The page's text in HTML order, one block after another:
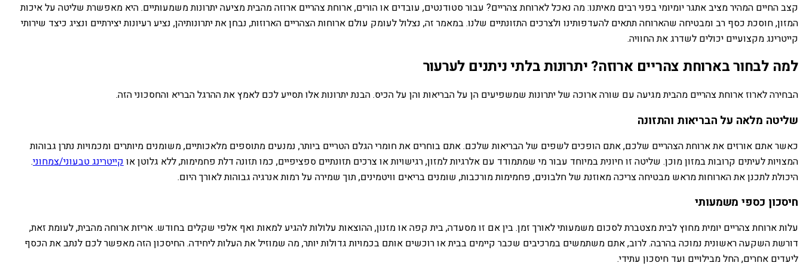
קצב החיים המהיר מציב אתגר יומיומי בפני רבים מאיתנו: מה נאכל לארוחת צהריים? עבור סטודנטים, עובדים או הורים, ארוחת צהריים ארוזה מהבית מציעה יתרונות משמעותיים. היא מאפשרת שליטה על איכות
המזון, חוסכת כסף רב ומבטיחה שהארוחה תתאים להעדפותינו ולצרכים התזונתיים שלנו. במאמר זה, נצלול לעומק עולם ארוחות הצהריים הארוזות, נבחן את יתרונותיהן, נציע רעיונות יצירתיים ונציג כיצד שירותי
קייטרינג מקצועיים יכולים לשדרג את החוויה.
למה לבחור בארוחת צהריים ארוזה? יתרונות בלתי ניתנים לערעור
הבחירה לארוז ארוחת צהריים מהבית מגיעה עם שורה ארוכה של יתרונות שמשפיעים הן על הבריאות והן על הכיס. הבנת יתרונות אלו תסייע לכם לאמץ את ההרגל הבריא והחסכוני הזה.
שליטה מלאה על הבריאות והתזונה
כאשר אתם אורזים את ארוחת הצהריים שלכם, אתם הופכים לשפים של הבריאות שלכם. אתם בוחרים את חומרי הגלם הטריים ביותר, נמנעים מתוספים מלאכותיים, משומנים מיותרים ומכמויות נתרן גבוהות
המצויות לעיתים קרובות במזון מוכן. שליטה זו חיונית במיוחד עבור מי שמתמודד עם אלרגיות למזון, רגישויות או צרכים תזונתיים ספציפיים, כמו תזונה דלת פחמימות, ללא גלוטן או קייטרינג טבעוני/צמחוני.
היכולת לתכנן את הארוחות מראש מבטיחה צריכה מאוזנת של חלבונים, פחמימות מורכבות, שומנים בריאים וויטמינים, תוך שמירה על רמות אנרגיה גבוהות לאורך היום.
חיסכון כספי משמעותי
עלות ארוחת צהריים יומית מחוץ לבית מצטברת לסכום משמעותי לאורך זמן. בין אם זו מסעדה, בית קפה או מזנון, ההוצאות עלולות להגיע למאות ואף אלפי שקלים בחודש. אריזת ארוחה מהבית, לעומת זאת,
דורשת השקעה ראשונית נמוכה בהרבה. לרוב, אתם משתמשים במרכיבים שכבר קיימים בבית או רוכשים אותם בכמויות גדולות יותר, מה שמוזיל את העלות ליחידה. החיסכון הזה מאפשר לכם לנתב את הכסף
ליעדים אחרים, החל מבילויים ועד חיסכון עתידי.